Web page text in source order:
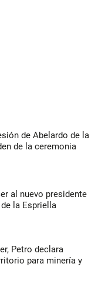
de Abelardo de la
de la ceremonia
al nuevo presidente
la Espriella
Petro declara
para minería y